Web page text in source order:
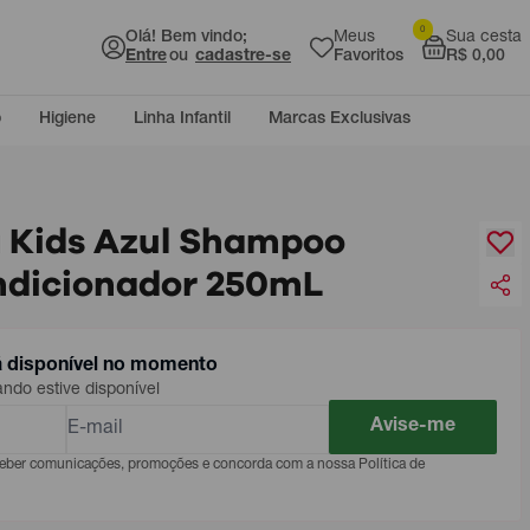
Olá! Bem vindo;
Entreou cadastre-se
Meus
Favoritos
Sua cesta
R$ 0,00
0
Higiene Linha Infantil Marcas Exclusivas
Kids Azul Shampoo
250mL
disponível no momento
estive disponível
Avise-me
comunicações, promoções e concorda com a nossa Política de